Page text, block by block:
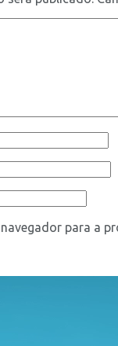
para a